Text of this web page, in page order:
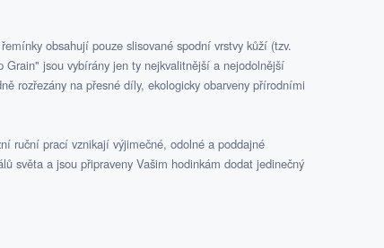
obsahují pouze slisované spodní vrstvy kůží (tzv.
Grain" jsou vybírány jen ty nejkvalitnější a nejodolnější
rozřezány na přesné díly, ekologicky obarveny přírodními
ruční prací vznikají výjimečné, odolné a poddajné
světa a jsou připraveny Vašim hodinkám dodat jedinečný